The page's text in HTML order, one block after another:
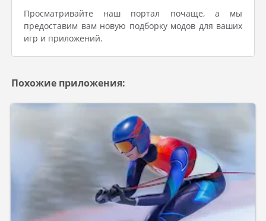
Просматривайте наш портал почаще, а мы
предоставим вам новую подборку модов для ваших
игр и приложений.
Похожие приложения: